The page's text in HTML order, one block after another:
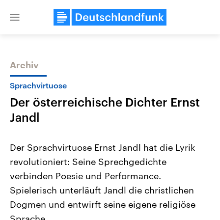
Close
Themen
Landtagswahl Sachsen-Anhalt
2026
Alle Informationen
Sachsen-Anhalt wählt am 6.
September 2026 einen neuen
Landtag. Seit 2021 wird das
Bundesland von einer Koalition aus
Aktuelle Beiträge,
Hintergründe
Wirtschaftlich und
gehören die Vereinigten
den mächtigsten Ländern
Archiv
Sprachvirtuose
Der österreichische Dichter Ernst
Jandl
Der Sprachvirtuose Ernst Jandl hat die Lyrik
revolutioniert: Seine Sprechgedichte
verbinden Poesie und Performance.
Spielerisch unterläuft Jandl die christlichen
Dogmen und entwirft seine eigene religiöse